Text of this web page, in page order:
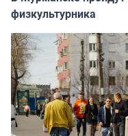
физкультурника